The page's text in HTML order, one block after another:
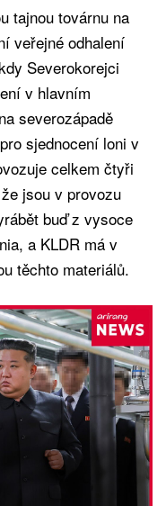
tajnou továrnu na
veřejné odhalení
Severokorejci
v hlavním
severozápadě
sjednocení loni v
celkem čtyři
jsou v provozu
buď z vysoce
a KLDR má v
těchto materiálů.